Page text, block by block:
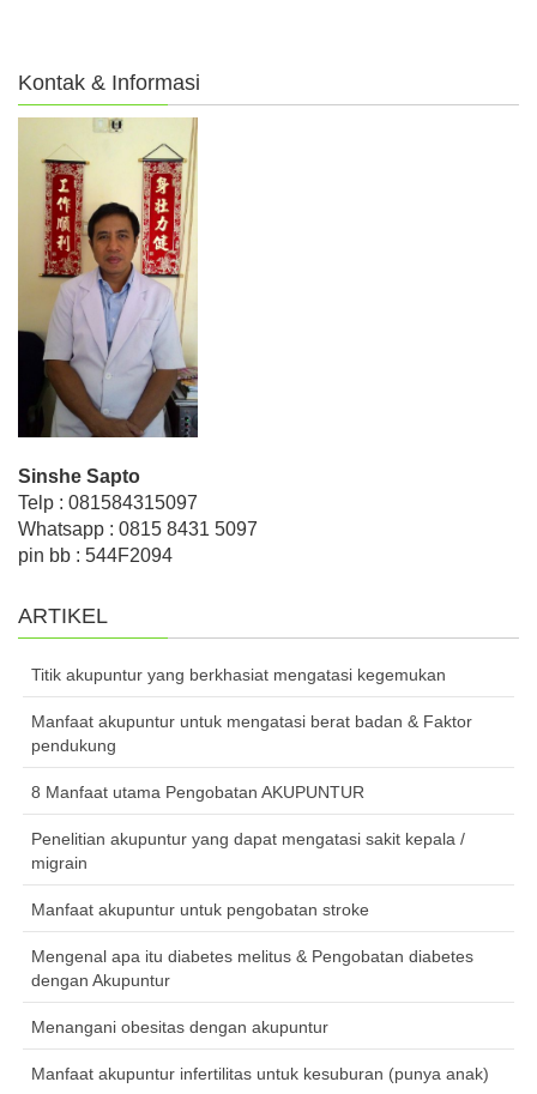
Kontak & Informasi
Sinshe Sapto
Telp : 081584315097
Whatsapp : 0815 8431 5097
pin bb : 544F2094
ARTIKEL
Titik akupuntur yang berkhasiat mengatasi kegemukan
Manfaat akupuntur untuk mengatasi berat badan & Faktor
pendukung
8 Manfaat utama Pengobatan AKUPUNTUR
Penelitian akupuntur yang dapat mengatasi sakit kepala /
migrain
Manfaat akupuntur untuk pengobatan stroke
Mengenal apa itu diabetes melitus & Pengobatan diabetes
dengan Akupuntur
Menangani obesitas dengan akupuntur
Manfaat akupuntur infertilitas untuk kesuburan (punya anak)